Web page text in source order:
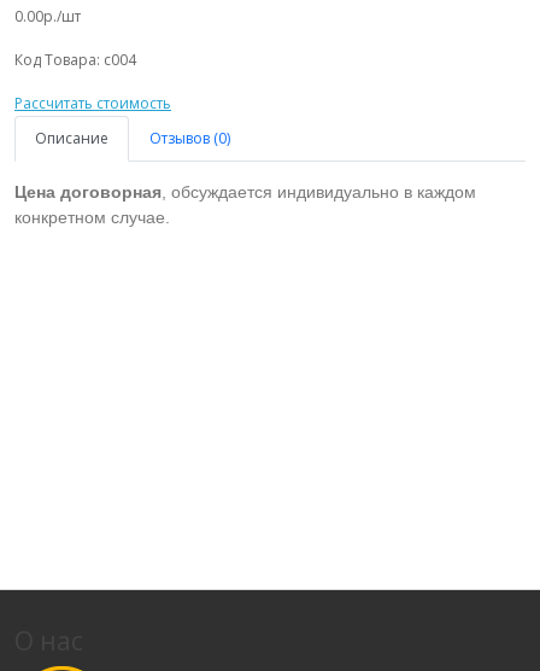
0.00р./шт
Код Товара: с004
Рассчитать стоимость
Описание
Отзывов (0)
Цена договорная , обсуждается индивидуально в каждом
конкретном случае.